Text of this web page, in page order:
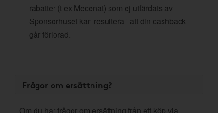
rabatter (t ex Mecenat) som ej utfärdats av
Sponsorhuset kan resultera i att din cashback
går förlorad.
Frågor om ersättning?
Om du har frågor om ersättning från ett köp via